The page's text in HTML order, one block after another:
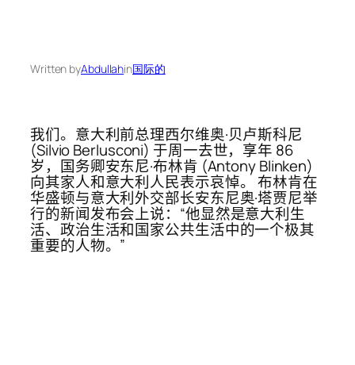
Written byAbdullahin国际的
我们。意大利前总理西尔维奥·贝卢斯科尼
(Silvio Berlusconi) 于周一去世，享年 86
岁，国务卿安东尼·布林肯 (Antony Blinken)
向其家人和意大利人民表示哀悼。 布林肯在
华盛顿与意大利外交部长安东尼奥·塔贾尼举
行的新闻发布会上说：“他显然是意大利生
活、政治生活和国家公共生活中的一个极其
重要的人物。”